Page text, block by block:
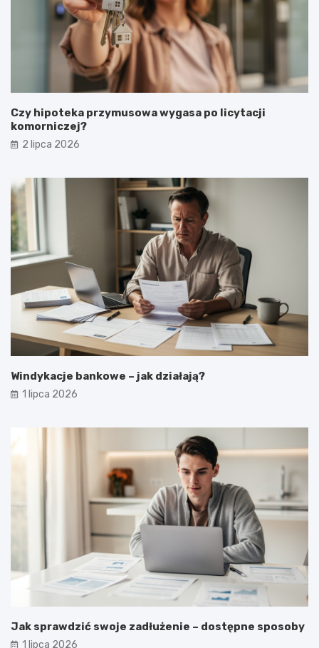
Czy hipoteka przymusowa wygasa po licytacji
komorniczej?
2 lipca 2026
Windykacje bankowe – jak działają?
1 lipca 2026
Jak sprawdzić swoje zadłużenie – dostępne sposoby
1 lipca 2026